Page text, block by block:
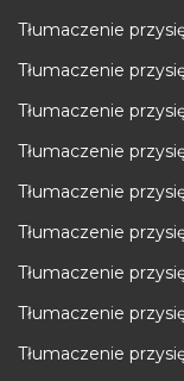
Tłumaczenie
Tłumaczenie
Tłumaczenie
Tłumaczenie
Tłumaczenie
Tłumaczenie
Tłumaczenie
Tłumaczenie
Tłumaczenie